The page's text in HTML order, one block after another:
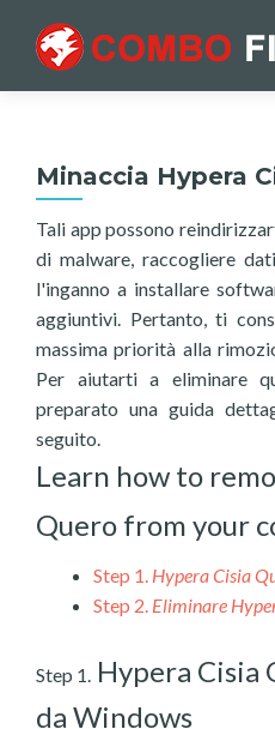
Minaccia Hypera
Tali app possono
di malware, raccogliere
l'inganno a installare
aggiuntivi. Pertanto, ti
massima priorità alla
Per aiutarti a eliminare
preparato una guida
seguito.
Learn how to
Quero from your
Step 1. Hypera Cisia
Step 2. Eliminare
Step 1. Hypera Cisia
da Windows